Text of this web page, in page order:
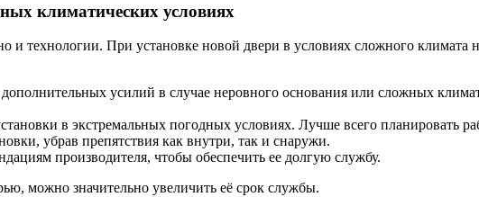
климатических условиях
и технологии. При установке новой двери в условиях сложного климата
усилий в случае неровного основания или сложных
в экстремальных погодных условиях. Лучше всего планировать
убрав препятствия как внутри, так и снаружи.
производителя, чтобы обеспечить ее долгую службу.
можно значительно увеличить её срок службы.